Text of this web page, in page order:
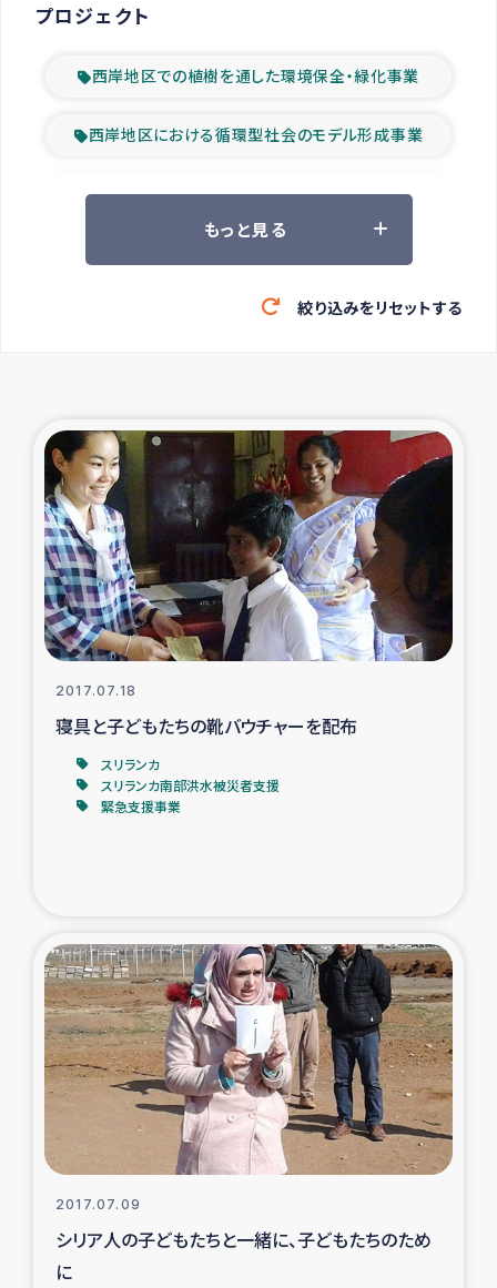
プロジェクト
西岸地区での植樹を通した環境保全・緑化事業
西岸地区における循環型社会のモデル形成事業
ツアー参加者の声
緊急救援の時代
東ティモール豪雨緊急支援
大雨による洪水被災者支援
カカオ生産者支援事業
シリア国内避難民・帰還民の生活再建支援
トルコにおけるシリア難民支援事業
インドネシア中部 スラウェシの地震・津波被災者支援
スリランカ ムライティブ県帰還民の生活再建支援
スリランカ南部洪水被災者支援
スリランカの南北女性をつなぐサリー・リサイクル・プロ
ジェクト
復興支援事業
民際教育事業
もっと見る
絞り込みをリセットする
2017.07.18
寝具と子どもたちの靴バウチャーを配布
スリランカ
スリランカ南部洪水被災者支援
緊急支援事業
2017.07.09
シリア人の子どもたちと一緒に、子どもたちのため
に